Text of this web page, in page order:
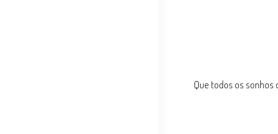
Que todos os sonhos